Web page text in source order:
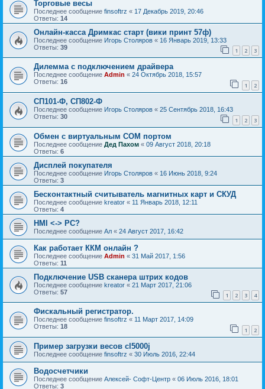
Торговые весы
Последнее сообщение finsoftrz « 17 Декабрь 2019, 20:46
Ответы: 14
Онлайн-касса Дримкас старт (вики принт 57ф)
Последнее сообщение Игорь Столяров « 16 Январь 2019, 13:33
Ответы: 39 1 2 3
Дилемма с подключением драйвера
Последнее сообщение Admin « 24 Октябрь 2018, 15:57
Ответы: 16 1 2
СП101-Ф, СП802-Ф
Последнее сообщение Игорь Столяров « 25 Сентябрь 2018, 16:43
Ответы: 30 1 2 3
Обмен с виртуальным COM портом
Последнее сообщение Дед Пахом « 09 Август 2018, 20:18
Ответы: 6
Дисплей покупателя
Последнее сообщение Игорь Столяров « 16 Июнь 2018, 9:24
Ответы: 3
Бесконтактный считыватель магнитных карт и СКУД
Последнее сообщение kreator « 11 Январь 2018, 12:11
Ответы: 4
HMI <-> PC?
Последнее сообщение Ал « 24 Август 2017, 16:42
Как работает ККМ онлайн ?
Последнее сообщение Admin « 31 Май 2017, 1:56
Ответы: 11
Подключение USB сканера штрих кодов
Последнее сообщение kreator « 21 Март 2017, 21:06
Ответы: 57 1 2 3 4
Фискальный регистратор.
Последнее сообщение finsoftrz « 11 Март 2017, 14:09
Ответы: 18 1 2
Пример загрузки весов cl5000j
Последнее сообщение finsoftrz « 30 Июль 2016, 22:44
Водосчетчики
Последнее сообщение Алексей- Софт-Центр « 06 Июль 2016, 18:01
Ответы: 3